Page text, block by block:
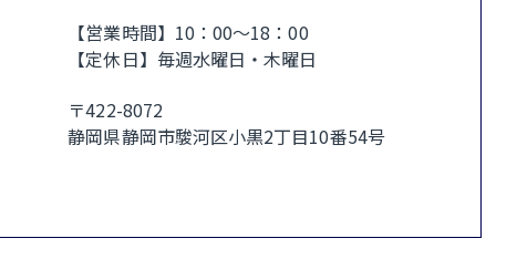
【営業時間】10：00〜18：00
【定休日】毎週水曜日・木曜日
〒422-8072
静岡県静岡市駿河区小黒2丁目10番54号